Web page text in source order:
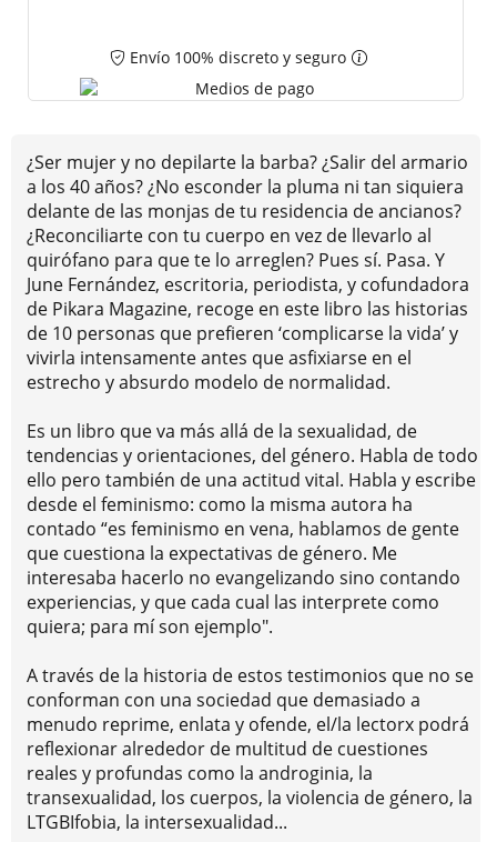
Envío 100% discreto y seguro
¿Ser mujer y no depilarte la barba? ¿Salir del armario
a los 40 años? ¿No esconder la pluma ni tan siquiera
delante de las monjas de tu residencia de ancianos?
¿Reconciliarte con tu cuerpo en vez de llevarlo al
quirófano para que te lo arreglen? Pues sí. Pasa. Y
June Fernández, escritoria, periodista, y cofundadora
de Pikara Magazine, recoge en este libro las historias
de 10 personas que prefieren ‘complicarse la vida’ y
vivirla intensamente antes que asfixiarse en el
estrecho y absurdo modelo de normalidad.
Es un libro que va más allá de la sexualidad, de
tendencias y orientaciones, del género. Habla de todo
ello pero también de una actitud vital. Habla y escribe
desde el feminismo: como la misma autora ha
contado “es feminismo en vena, hablamos de gente
que cuestiona la expectativas de género. Me
interesaba hacerlo no evangelizando sino contando
experiencias, y que cada cual las interprete como
quiera; para mí son ejemplo".
A través de la historia de estos testimonios que no se
conforman con una sociedad que demasiado a
menudo reprime, enlata y ofende, el/la lectorx podrá
reflexionar alrededor de multitud de cuestiones
reales y profundas como la androginia, la
transexualidad, los cuerpos, la violencia de género, la
LTGBIfobia, la intersexualidad...